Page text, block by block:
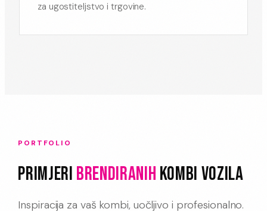
za ugostiteljstvo i trgovine.
PORTFOLIO
Primjeri Brendiranih Kombi Vozila
Inspiracija za vaš kombi, uočljivo i profesionalno.